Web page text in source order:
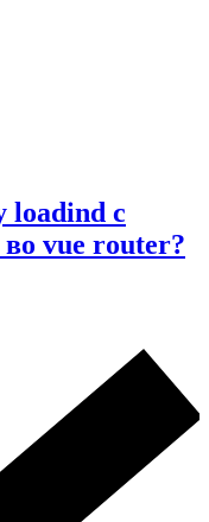
loadind с
vue router?